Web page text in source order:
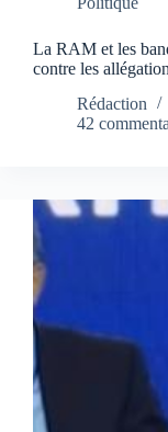
La RAM et les
contre les
Rédaction
42